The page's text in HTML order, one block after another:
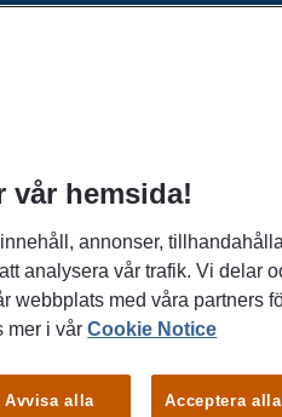
rätt till att leva
upp till vårt
vår hemsida!
annonser,
analysera vår trafik. Vi delar
webbplats med våra partners
mer i vårCookie Notice
Avvisa alla Acceptera